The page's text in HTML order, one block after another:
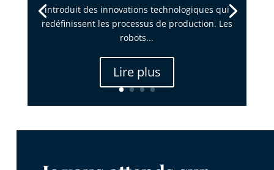
introduit des innovations technologiques qui
redéfinissent les processus de production. Les
robots...
Lire plus